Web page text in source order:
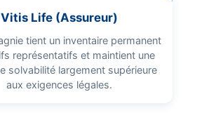
Vitis Life (Assureur)
tient un inventaire permanent
représentatifs et maintient une
solvabilité largement supérieure
aux exigences légales.